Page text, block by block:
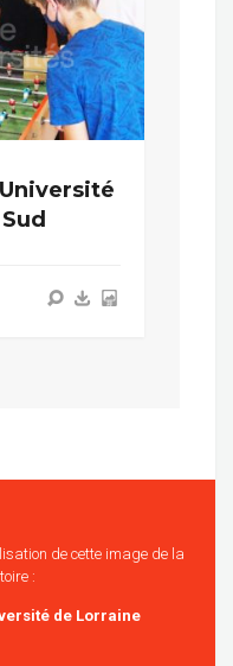
de cette image de la
:
de Lorraine